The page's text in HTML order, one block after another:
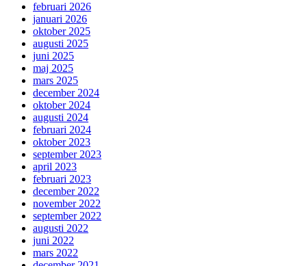
februari 2026
januari 2026
oktober 2025
augusti 2025
juni 2025
maj 2025
mars 2025
december 2024
oktober 2024
augusti 2024
februari 2024
oktober 2023
september 2023
april 2023
februari 2023
december 2022
november 2022
september 2022
augusti 2022
juni 2022
mars 2022